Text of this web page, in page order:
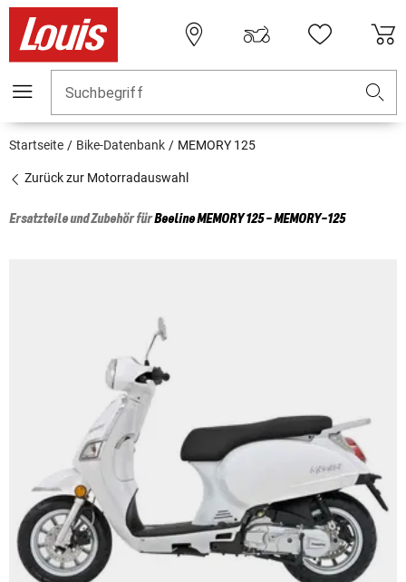
Suchbegriff
Startseite Bike-Datenbank MEMORY 125
Zurück zur Motorradauswahl
Ersatzteile und Zubehör fürBeelineMEMORY 125 - MEMORY-125